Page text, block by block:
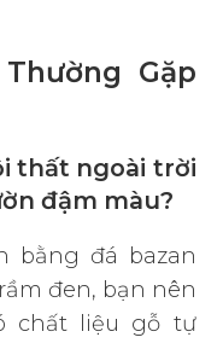
Gặp
thất ngoài trời
đậm màu?
bằng đá bazan
đen, bạn nên
chất liệu gỗ tự